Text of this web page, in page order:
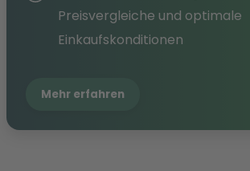
Preisvergleiche und optimale
Einkaufskonditionen
Mehr erfahren